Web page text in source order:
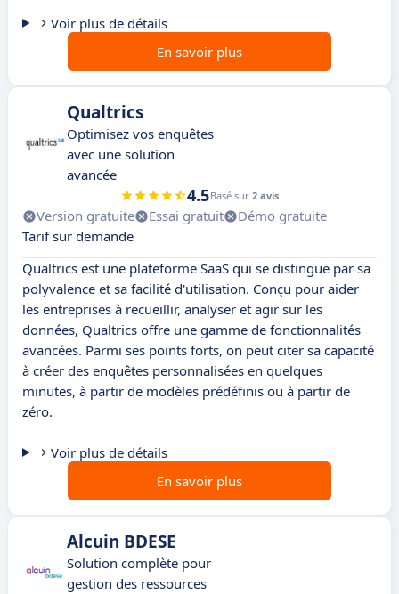
Voir plus de détails
En savoir plus
Qualtrics
Optimisez vos enquêtes
avec une solution
avancée
4.5Basé sur 2 avis
Version gratuite Essai gratuit
Démo gratuite
Tarif sur demande
Qualtrics est une plateforme SaaS qui se distingue par sa
polyvalence et sa facilité d'utilisation. Conçu pour aider
les entreprises à recueillir, analyser et agir sur les
données, Qualtrics offre une gamme de fonctionnalités
avancées. Parmi ses points forts, on peut citer sa capacité
à créer des enquêtes personnalisées en quelques
minutes, à partir de modèles prédéfinis ou à partir de
zéro.
Voir plus de détails
En savoir plus
Alcuin BDESE
Solution complète pour
gestion des ressources